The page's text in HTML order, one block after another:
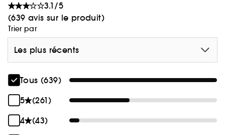
3.1/5
(639 avis sur le produit)
Trier par
Les plus récents
Tous (639)
5
(261)
4
(43)